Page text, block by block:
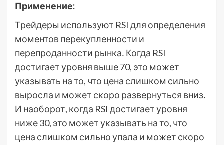
Применение:
Трейдеры используют RSI для определения
моментов перекупленности и
перепроданности рынка․ Когда RSI
достигает уровня выше 70, это может
указывать на то, что цена слишком сильно
выросла и может скоро развернуться вниз․
И наоборот, когда RSI достигает уровня
ниже 30, это может указывать на то, что
цена слишком сильно упала и может скоро